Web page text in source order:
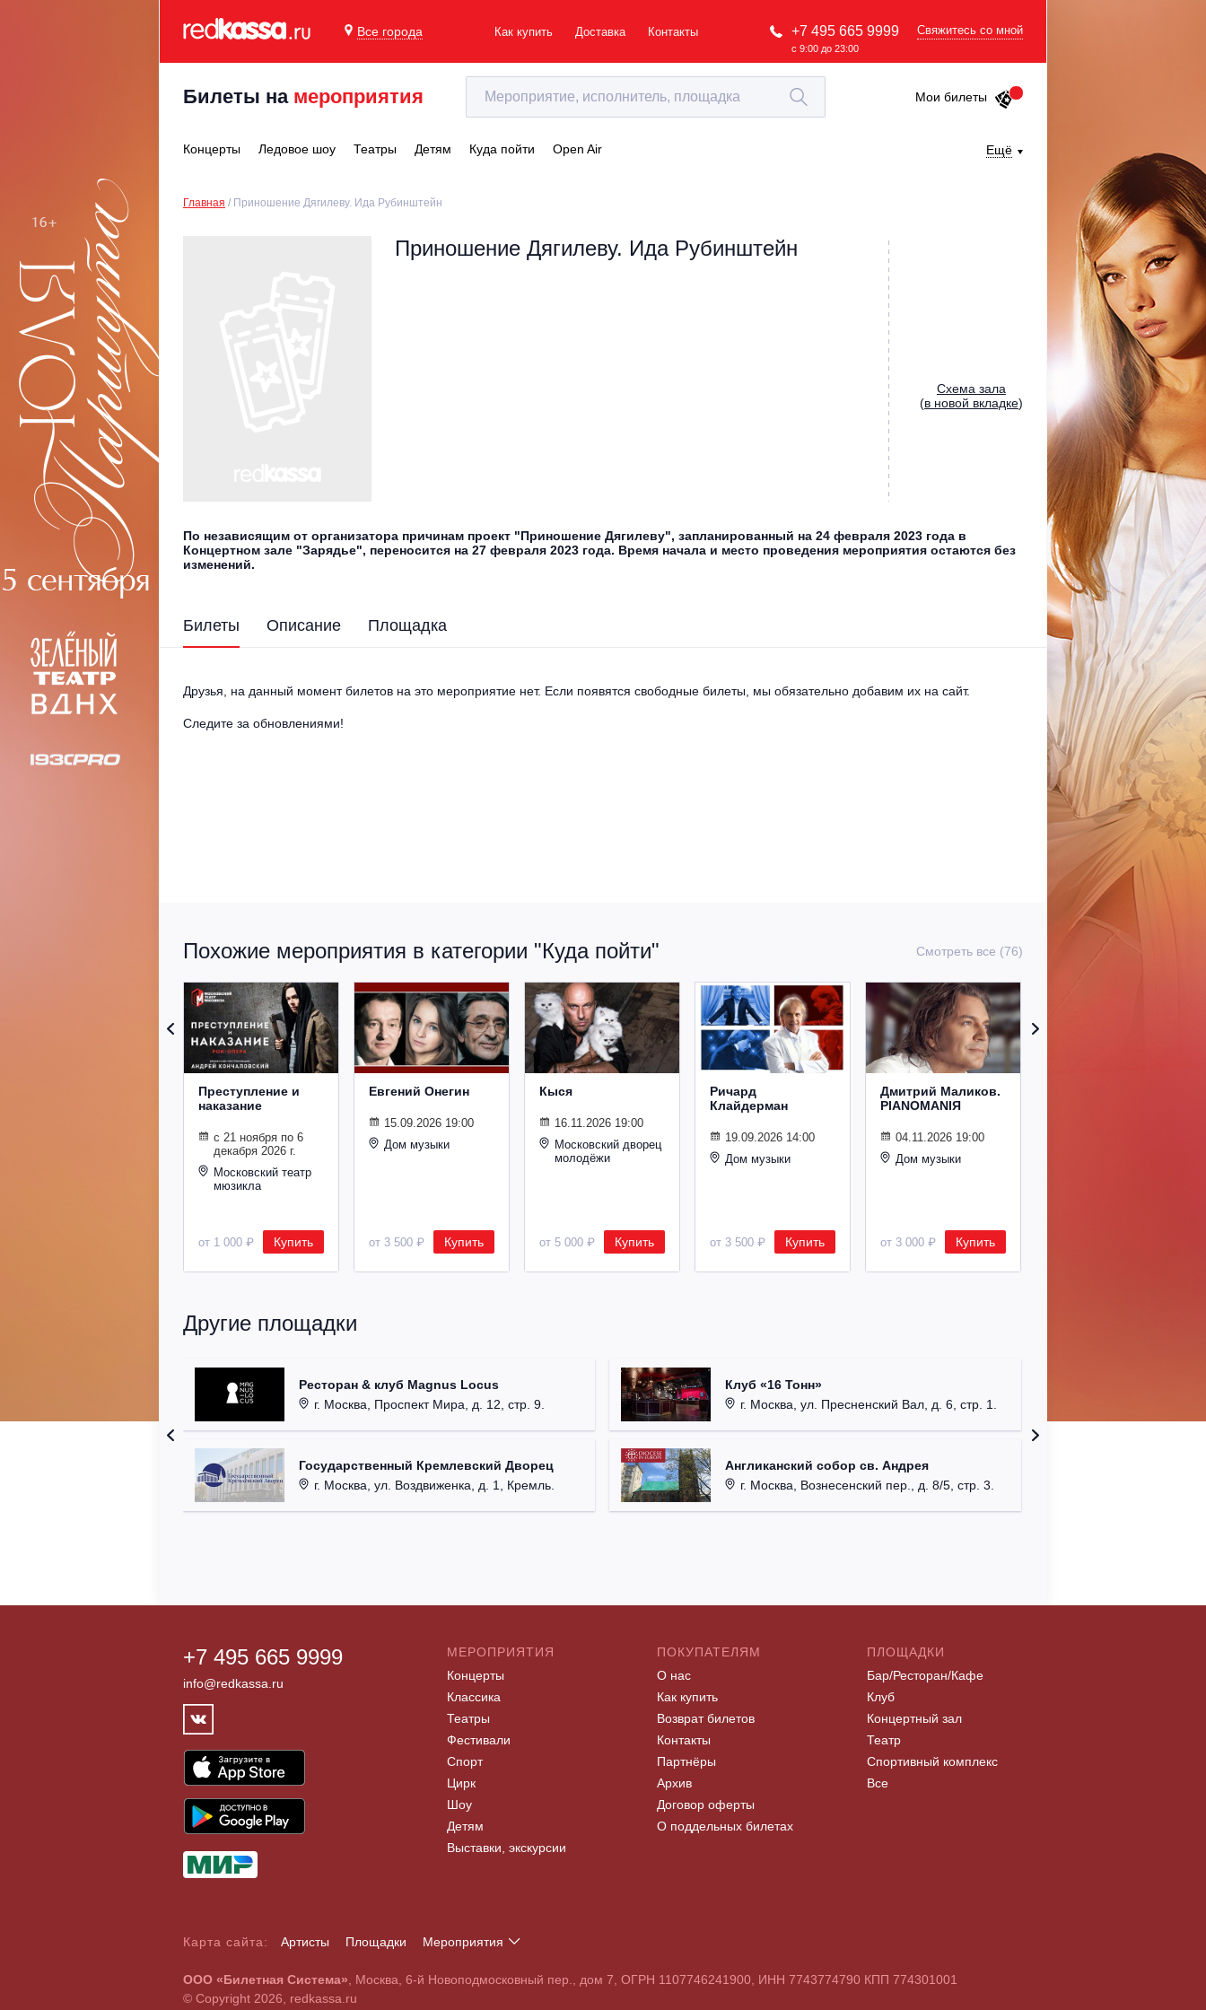
Все города Как купить Доставка Контакты +7 495 665 9999
с 9:00 до 23:00
Свяжитесь со мной
Билеты на мероприятия Мои билеты
Концерты Ледовое шоу Театры Детям Куда пойти Open Air Ещё
Главная Приношение Дягилеву. Ида Рубинштейн
Приношение Дягилеву. Ида Рубинштейн
Cхема зала
(в новой вкладке)
По независящим от организатора причинам проект "Приношение Дягилеву", запланированный на 24 февраля 2023 года в
Концертном зале "Зарядье", переносится на 27 февраля 2023 года. Время начала и место проведения мероприятия остаются без
изменений.
Билеты Описание Площадка
Друзья, на данный момент билетов на это мероприятие нет. Если появятся свободные билеты, мы обязательно добавим их на сайт.
Следите за обновлениями!
Похожие мероприятия в категории "Куда пойти" Смотреть все (76)
Преступление и
наказание
с 21 ноября по 6
декабря 2026 г.
Московский театр
мюзикла
от 1 000 ₽ Купить
Евгений Онегин
15.09.2026 19:00
Дом музыки
от 3 500 ₽ Купить
Кыся
16.11.2026 19:00
Московский дворец
молодёжи
от 5 000 ₽ Купить
Ричард
Клайдерман
19.09.2026 14:00
Дом музыки
от 3 500 ₽ Купить
Дмитрий Маликов.
PIANOMANIЯ
04.11.2026 19:00
Дом музыки
от 3 000 ₽ Купить
Другие площадки
Ресторан & клуб Magnus Locus
г. Москва, Проспект Мира, д. 12, стр. 9.
Государственный Кремлевский Дворец
г. Москва, ул. Воздвиженка, д. 1, Кремль.
Клуб «16 Тонн»
г. Москва, ул. Пресненский Вал, д. 6, стр. 1.
Англиканский собор св. Андрея
г. Москва, Вознесенский пер., д. 8/5, стр. 3.
+7 495 665 9999
info@redkassa.ru
МЕРОПРИЯТИЯ
Концерты
Классика
Театры
Фестивали
Спорт
Цирк
Шоу
Детям
Выставки, экскурсии
ПОКУПАТЕЛЯМ
О нас
Как купить
Возврат билетов
Контакты
Партнёры
Архив
Договор оферты
О поддельных билетах
ПЛОЩАДКИ
Бар/Ресторан/Кафе
Клуб
Концертный зал
Театр
Спортивный комплекс
Все
Карта сайта: Артисты Площадки
Мероприятия
A B C D E F G H I J K L M N O P Q R S T U V W X Y Z
0 1 2 3 4 5 6 7 8 9
ООО «Билетная Система» , Москва, 6-й Новоподмосковный пер., дом 7, ОГРН 1107746241900, ИНН 7743774790 КПП 774301001
© Copyright 2026, redkassa.ru